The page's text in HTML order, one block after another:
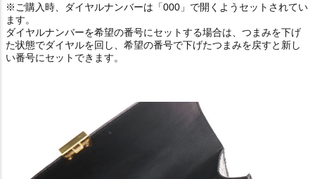
※ご購入時、ダイヤルナンバーは「000」で開くようセットされてい
ます。
ダイヤルナンバーを希望の番号にセットする場合は、つまみを下げ
た状態でダイヤルを回し、希望の番号で下げたつまみを戻すと新し
い番号にセットできます。